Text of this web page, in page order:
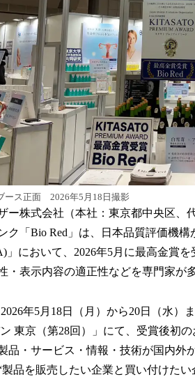
ース正面 2026年5月18日撮影
ー株式会社（本社：東京都中央区、
ク「Bio Red」は、日本品質評価機
」において、2026年5月に最高金賞
・表示内容の適正性などを専門家が
2026年5月18日（月）から20日（水
東京（第28回）」にて、受賞後初
品・サービス・情報・技術が国内
品を販売したい企業と買い付けた